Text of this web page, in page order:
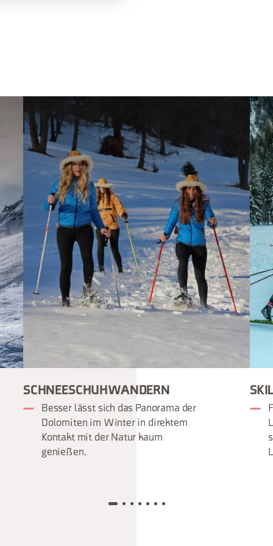
SCHNEESCHUHWANDERN
Besser lässt sich das Panorama der
Dolomiten im Winter in direktem
Kontakt mit der Natur kaum
genießen.